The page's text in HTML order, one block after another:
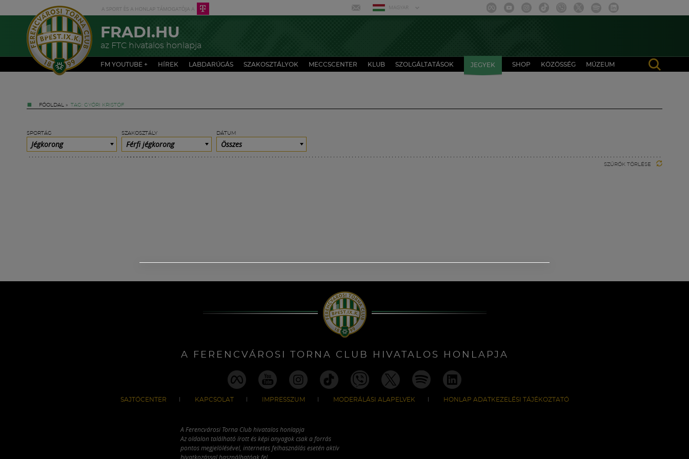
MAGYAR
FRADI.HU
az FTC hivatalos honlapja
FM YOUTUBE + HÍREK LABDARÚGÁS SZAKOSZTÁLYOK MECCSCENTER KLUB SZOLGÁLTATÁSOK JEGYEK SHOP KÖZÖSSÉG MÚZEUM
FŐOLDAL » TAG: GYŐRI KRISTÓF
SPORTÁG
Jégkorong
SZAKOSZTÁLY
Férfi jégkorong
DÁTUM
Összes
SZŰRŐK TÖRLÉSE
A FERENCVÁROSI TORNA CLUB HIVATALOS HONLAPJA
SAJTÓCENTER KAPCSOLAT IMPRESSZUM MODERÁLÁSI ALAPELVEK HONLAP ADATKEZELÉSI TÁJÉKOZTATÓ
A Ferencvárosi Torna Club hivatalos honlapja
Az oldalon található írott és képi anyagok csak a forrás
pontos megjelölésével, internetes felhasználás esetén aktív
hivatkozással használhatóak fel.